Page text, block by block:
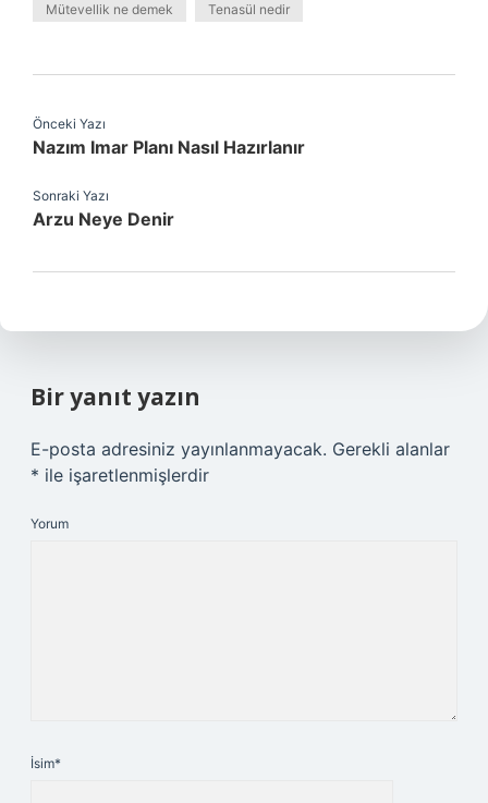
Mütevellik ne demek Tenasül nedir
Önceki Yazı
Nazım Imar Planı Nasıl Hazırlanır
Sonraki Yazı
Arzu Neye Denir
Bir yanıt yazın
E-posta adresiniz yayınlanmayacak. Gerekli alanlar
* ile işaretlenmişlerdir
Yorum
İsim*